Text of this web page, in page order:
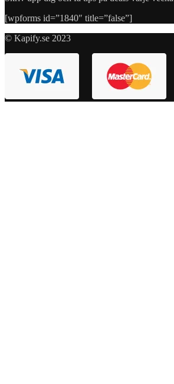
[wpforms id=”1840″ title=”false”]
© Kapify.se 2023